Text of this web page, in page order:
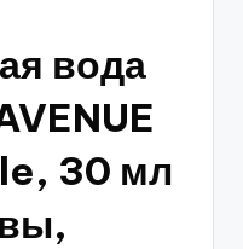
вода
30 мл